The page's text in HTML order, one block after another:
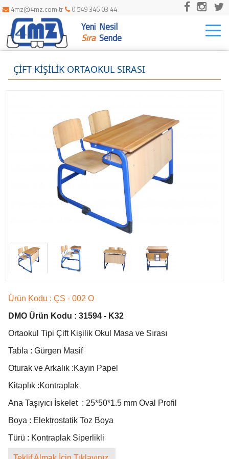
4mz@4mz.com.tr 0 549 346 03 44
Yeni Nesil
SıraSende
ÇİFT KİŞİLİK ORTAOKUL SIRASI
Ürün Kodu : ÇS - 002 O
DMO Ürün Kodu : 31594 - K32
Ortaokul Tipi Çift Kişilik Okul Masa ve Sırası
Tabla : Gürgen Masif
Oturak ve Arkalık :Kayın Papel
Kitaplık :Kontraplak
Ana Taşıyıcı İskelet : 25*50*1.5 mm Oval Profil
Boya : Elektrostatik Toz Boya
Türü : Kontraplak Siperlikli